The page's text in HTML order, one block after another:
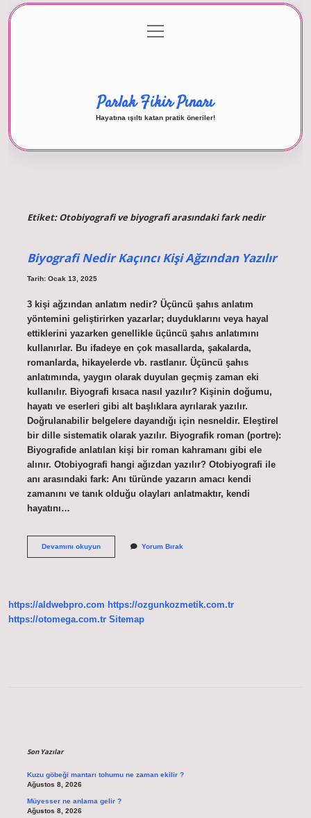
Gizlilik Politikası
menüyü
aç
Parlak Fikir Pınarı
Hayatına ışıltı katan pratik öneriler!
Etiket:Otobiyografi ve biyografi arasındaki fark nedir
Biyografi Nedir Kaçıncı Kişi Ağzından Yazılır
Tarih: Ocak 13, 2025
3 kişi ağzından anlatım nedir? Üçüncü şahıs anlatım
yöntemini geliştirirken yazarlar; duyduklarını veya hayal
ettiklerini yazarken genellikle üçüncü şahıs anlatımını
kullanırlar. Bu ifadeye en çok masallarda, şakalarda,
romanlarda, hikayelerde vb. rastlanır. Üçüncü şahıs
anlatımında, yaygın olarak duyulan geçmiş zaman eki
kullanılır. Biyografi kısaca nasıl yazılır? Kişinin doğumu,
hayatı ve eserleri gibi alt başlıklara ayrılarak yazılır.
Doğrulanabilir belgelere dayandığı için nesneldir. Eleştirel
bir dille sistematik olarak yazılır. Biyografik roman (portre):
Biyografide anlatılan kişi bir roman kahramanı gibi ele
alınır. Otobiyografi hangi ağızdan yazılır? Otobiyografi ile
anı arasındaki fark: Anı türünde yazarın amacı kendi
zamanını ve tanık olduğu olayları anlatmaktır, kendi
hayatını…
Devamını okuyunBiyografi
Yorum Bırak
https://aldwebpro.com https://ozgunkozmetik.com.tr
https://otomega.com.tr Sitemap
Son Yazılar
Kuzu göbeği mantarı tohumu ne zaman ekilir ?
Ağustos 8, 2026
Müyesser ne anlama gelir ?
Ağustos 8, 2026